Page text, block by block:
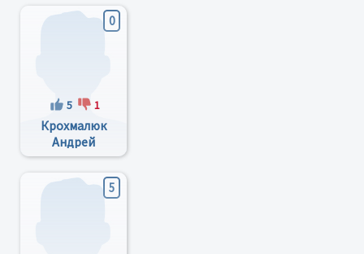
0
5 1
Крохмалюк
Андрей
Георгиевич
5